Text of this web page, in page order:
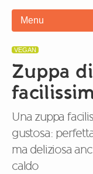
Menu
VEGAN
Zuppa
Una zuppa
gustosa:
ma deliziosa
caldo